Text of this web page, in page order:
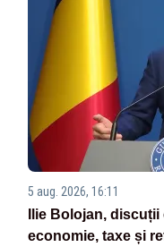
5 aug. 2026, 16:11
Ilie Bolojan,
economie, taxe și